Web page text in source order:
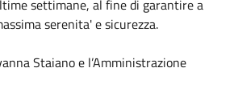
settimane, al fine di garantire a
serenita' e sicurezza.
Staiano e l’Amministrazione